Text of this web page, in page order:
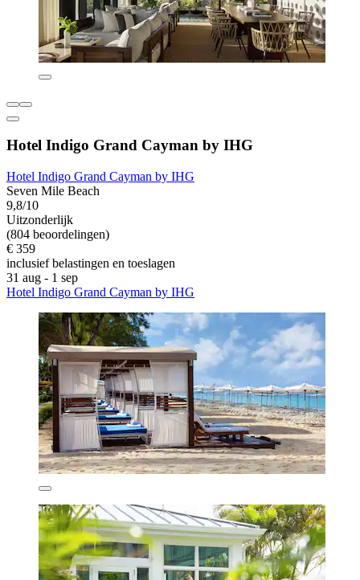
Hotel Indigo Grand Cayman by IHG
Hotel Indigo Grand Cayman by IHG
Seven Mile Beach
9,8/10
Uitzonderlijk
(804 beoordelingen)
€ 359
inclusief belastingen en toeslagen
31 aug - 1 sep
Hotel Indigo Grand Cayman by IHG